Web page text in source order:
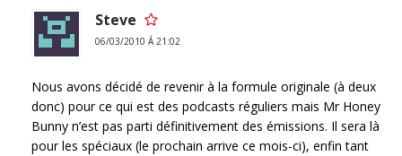
Steve
06/03/2010 Á 21:02
Nous avons décidé de revenir à la formule originale (à deux
donc) pour ce qui est des podcasts réguliers mais Mr Honey
Bunny n’est pas parti définitivement des émissions. Il sera là
pour les spéciaux (le prochain arrive ce mois-ci), enfin tant